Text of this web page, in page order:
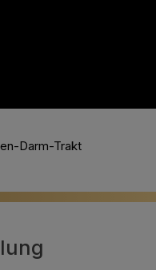
Darm-Trakt